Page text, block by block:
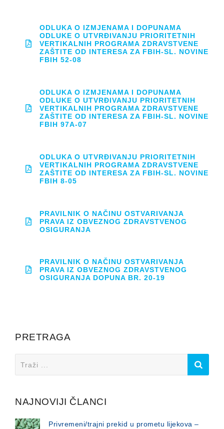
ODLUKA O IZMJENAMA I DOPUNAMA
ODLUKE O UTVRĐIVANJU PRIORITETNIH
VERTIKALNIH PROGRAMA ZDRAVSTVENE
ZAŠTITE OD INTERESA ZA FBIH-SL. NOVINE
FBIH 52-08
ODLUKA O IZMJENAMA I DOPUNAMA
ODLUKE O UTVRĐIVANJU PRIORITETNIH
VERTIKALNIH PROGRAMA ZDRAVSTVENE
ZAŠTITE OD INTERESA ZA FBIH-SL. NOVINE
FBIH 97A-07
ODLUKA O UTVRĐIVANJU PRIORITETNIH
VERTIKALNIH PROGRAMA ZDRAVSTVENE
ZAŠTITE OD INTERESA ZA FBIH-SL. NOVINE
FBIH 8-05
PRAVILNIK O NAČINU OSTVARIVANJA
PRAVA IZ OBVEZNOG ZDRAVSTVENOG
OSIGURANJA
PRAVILNIK O NAČINU OSTVARIVANJA
PRAVA IZ OBVEZNOG ZDRAVSTVENOG
OSIGURANJA DOPUNA BR. 20-19
PRETRAGA
for:
NAJNOVIJI ČLANCI
Privremeni/trajni prekid u prometu lijekova –